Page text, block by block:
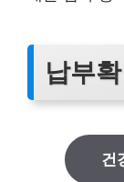
납부
건